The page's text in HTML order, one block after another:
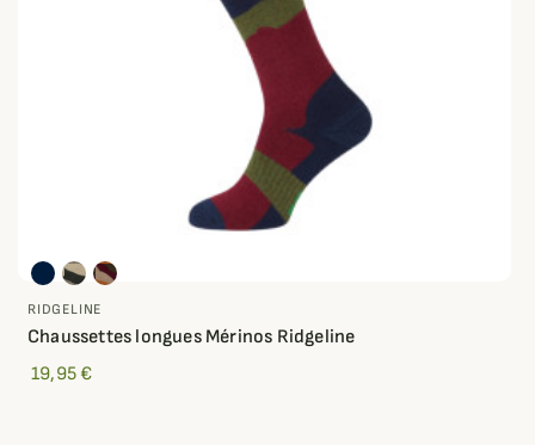
RIDGELINE
Chaussettes longues Mérinos Ridgeline
19,95 €